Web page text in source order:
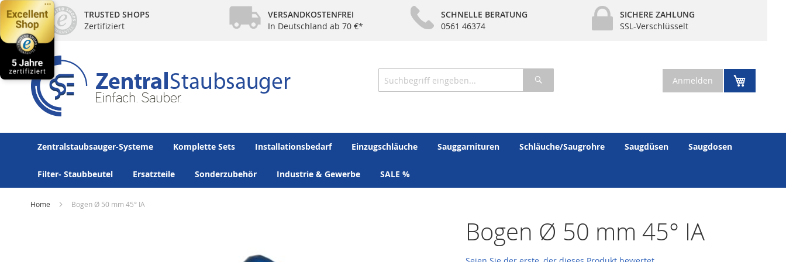
Direkt
zum
Inhalt
TRUSTED SHOPS
Zertifiziert
VERSANDKOSTENFREI
In Deutschland ab 70 €*
SCHNELLE BERATUNG
0561 46374
SICHERE ZAHLUNG
SSL-Verschlüsselt
Anmelden
Suche
Zentralstaubsauger-Systeme Komplette Sets Installationsbedarf Einzugschläuche Sauggarnituren Schläuche/Saugrohre Saugdüsen Saugdosen
Filter- Staubbeutel Ersatzteile Sonderzubehör Industrie & Gewerbe SALE %
Home Bogen Ø 50 mm 45° IA
Bogen Ø 50 mm 45° IA